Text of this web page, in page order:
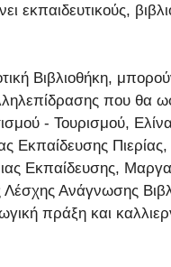
Βιβλιοθήκη,
που θα
- Τουρισμού,
Εκπαίδευσης
Εκπαίδευσης,
Ανάγνωσης
πράξη και